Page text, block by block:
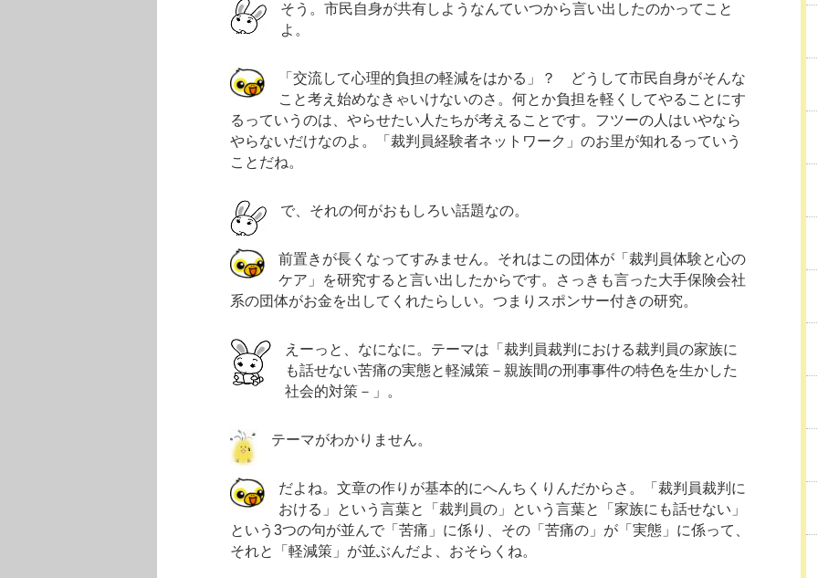
そう。市民自身が共有しようなんていつから言い出したのかってこと
よ。
「交流して心理的負担の軽減をはかる」？ どうして市民自身がそんな
こと考え始めなきゃいけないのさ。何とか負担を軽くしてやることにす
るっていうのは、やらせたい人たちが考えることです。フツーの人はいやなら
やらないだけなのよ。「裁判員経験者ネットワーク」のお里が知れるっていう
ことだね。
で、それの何がおもしろい話題なの。
前置きが長くなってすみません。それはこの団体が「裁判員体験と心の
ケア」を研究すると言い出したからです。さっきも言った大手保険会社
系の団体がお金を出してくれたらしい。つまりスポンサー付きの研究。
えーっと、なになに。テーマは「裁判員裁判における裁判員の家族に
も話せない苦痛の実態と軽減策－親族間の刑事事件の特色を生かした
社会的対策－」。
テーマがわかりません。
だよね。文章の作りが基本的にへんちくりんだからさ。「裁判員裁判に
おける」という言葉と「裁判員の」という言葉と「家族にも話せない」
という3つの句が並んで「苦痛」に係り、その「苦痛の」が「実態」に係って、
それと「軽減策」が並ぶんだよ、おそらくね。